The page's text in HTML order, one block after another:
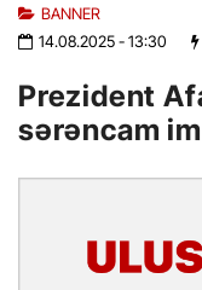
BANNER
14.08.2025- 13:30
Prezident
sərəncam